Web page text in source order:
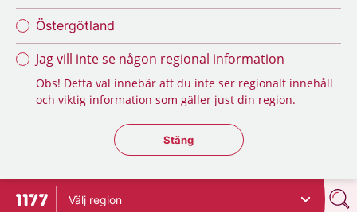
Östergötland
Jag vill inte se någon regional information
Obs! Detta val innebär att du inte ser regionalt innehåll
och viktig information som gäller just din region.
Stäng regionsväljaren
Stäng
Till startsidan för 1177
Välj region